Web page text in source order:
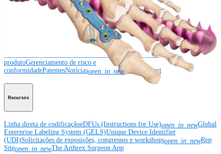
Eventos comunitários Divulgação da cadeia de
Bolsas e doaçõesSegurança do
produtoGerenciamento de risco e
conformidadePatentesNotíciasopen_in_newSBA Support
Recursos
Linha direta de codificaçãoeDFUs (Instructions for Use)open_in_newGlobal
Enterprise Labeling System (GELS)Unique Device Identifier
(UDI)Solicitações de exposições, congressos e workshopsopen_in_newRep
Siteopen_in_newThe Arthrex Surgeon App